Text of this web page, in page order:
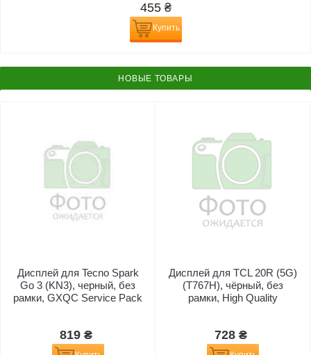
455 ₴
Купить
НОВЫЕ ТОВАРЫ
Дисплей для Tecno Spark
Go 3 (KN3), черный, без
рамки, GXQC Service Pack
819 ₴
Дисплей для TCL 20R (5G)
(T767H), чёрный, без
рамки, High Quality
728 ₴